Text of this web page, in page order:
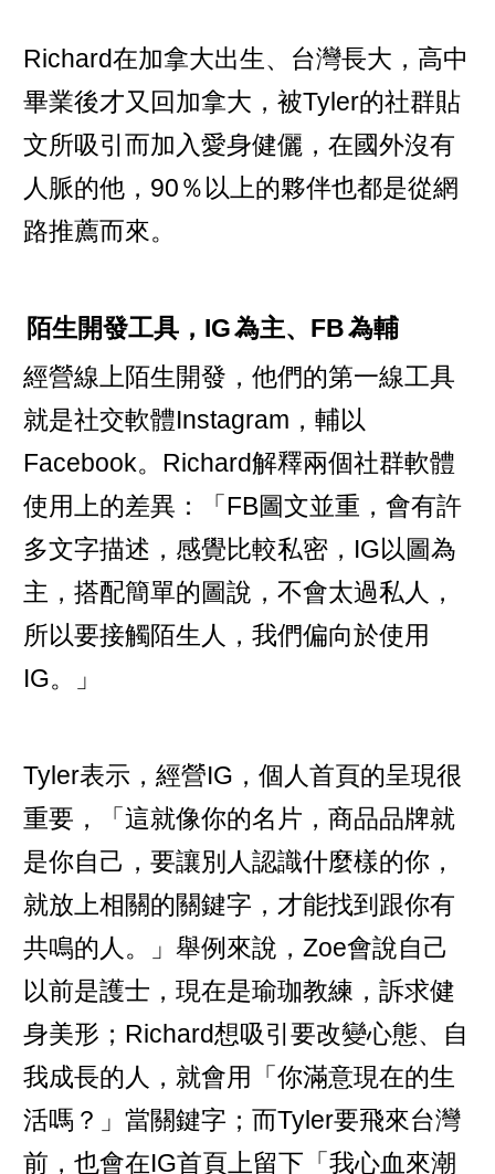
Richard在加拿大出生、台灣長大，高中
畢業後才又回加拿大，被Tyler的社群貼
文所吸引而加入愛身健儷，在國外沒有
人脈的他，90％以上的夥伴也都是從網
路推薦而來。
陌生開發工具，IG為主、FB為輔
經營線上陌生開發，他們的第一線工具
就是社交軟體Instagram，輔以
Facebook。Richard解釋兩個社群軟體
使用上的差異：「FB圖文並重，會有許
多文字描述，感覺比較私密，IG以圖為
主，搭配簡單的圖說，不會太過私人，
所以要接觸陌生人，我們偏向於使用
IG。」
Tyler表示，經營IG，個人首頁的呈現很
重要，「這就像你的名片，商品品牌就
是你自己，要讓別人認識什麼樣的你，
就放上相關的關鍵字，才能找到跟你有
共鳴的人。」舉例來說，Zoe會說自己
以前是護士，現在是瑜珈教練，訴求健
身美形；Richard想吸引要改變心態、自
我成長的人，就會用「你滿意現在的生
活嗎？」當關鍵字；而Tyler要飛來台灣
前，也會在IG首頁上留下「我心血來潮